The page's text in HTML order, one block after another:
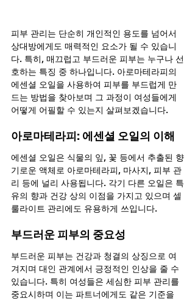
피부 관리는 단순히 개인적인 용도를 넘어서
상대방에게도 매력적인 요소가 될 수 있습니
다. 특히, 매끄럽고 부드러운 피부는 누구나 선
호하는 특징 중 하나입니다. 아로마테라피의
에센셜 오일을 사용하여 피부를 부드럽게 만
드는 방법을 찾아보며 그 과정이 여성들에게
어떻게 어필할 수 있는지 살펴보겠습니다.
아로마테라피: 에센셜 오일의 이해
에센셜 오일은 식물의 잎, 꽃 등에서 추출된 향
기로운 액체로 아로마테라피, 마사지, 피부 관
리 등에 널리 사용됩니다. 각기 다른 오일은 특
유의 향과 건강 상의 이점을 가지고 있으며 셀
룰라이트 관리에도 유용하게 쓰입니다.
부드러운 피부의 중요성
부드러운 피부는 건강과 청결의 상징으로 여
겨지며 대인 관계에서 긍정적인 인상을 줄 수
있습니다. 특히 여성들은 세심한 피부 관리를
중요시하며 이는 파트너에게도 같은 기준을